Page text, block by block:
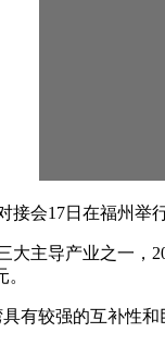
会17日在福州举
主导产业之一，
有较强的互补性